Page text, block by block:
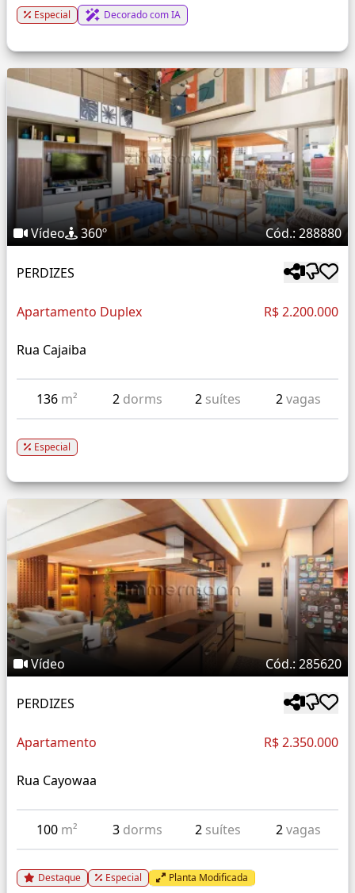
Especial Decorado com IA
Vídeo 360º Cód.: 288880
PERDIZES
Apartamento Duplex R$ 2.200.000
Rua Cajaiba
136 m² 2 dorms 2 suítes 2vagas
Especial
Vídeo Cód.: 285620
PERDIZES
Apartamento R$ 2.350.000
Rua Cayowaa
100 m² 3 dorms 2 suítes 2vagas
Destaque Especial Planta Modificada